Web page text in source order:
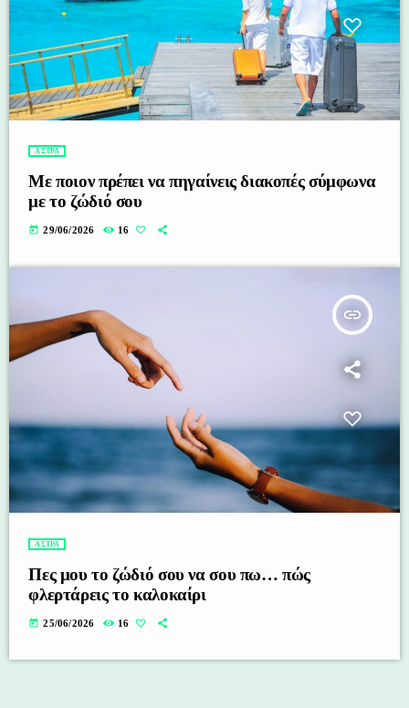
ΑΣΤΡΑ
Με ποιον πρέπει να πηγαίνεις διακοπές σύμφωνα
με το ζώδιό σου
today 29/06/2026 16
insert_link
ΑΣΤΡΑ
Πες μου το ζώδιό σου να σου πω… πώς
φλερτάρεις το καλοκαίρι
today 25/06/2026 16